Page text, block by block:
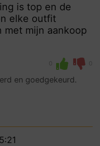
is top en de
elke outfit
met mijn aankoop
0 0
en goedgekeurd.